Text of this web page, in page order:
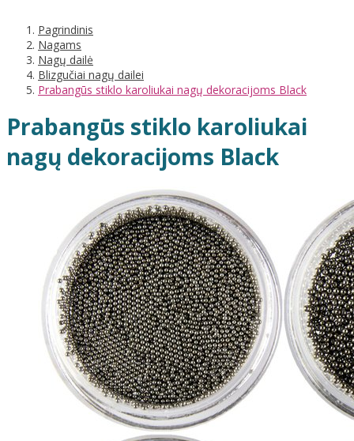
Pagrindinis
Nagams
Nagų dailė
Blizgučiai nagų dailei
Prabangūs stiklo karoliukai nagų dekoracijoms Black
Prabangūs stiklo karoliukai
nagų dekoracijoms Black